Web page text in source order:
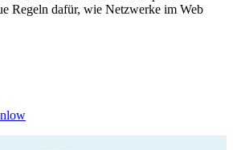
Regeln dafür, wie Netzwerke im Web